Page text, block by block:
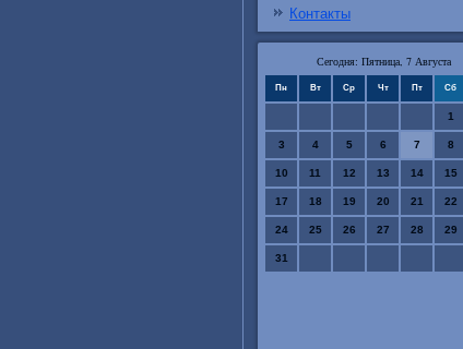
Контакты
Сегодня: Пятница, 7 Августа
Пн Вт Ср Чт Пт Сб
1
3 4 5 6 7 8
10 11 12 13 14 15
17 18 19 20 21 22
24 25 26 27 28 29
31